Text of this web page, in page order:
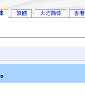
繁體 大陆简体 香